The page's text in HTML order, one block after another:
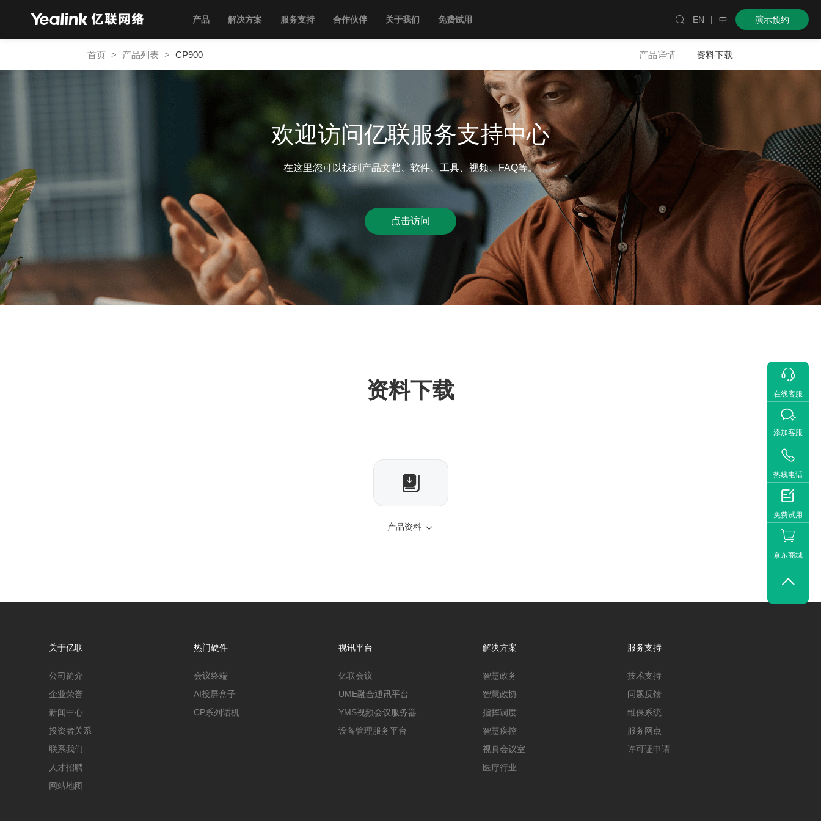
产品 解决方案 服务支持 合作伙伴 关于我们 免费试用  EN | 中 演示预约
首页 > 产品列表 > CP900 产品详情 资料下载
欢迎访问亿联服务支持中心
在这里您可以找到产品文档、软件、工具、视频、FAQ等。
点击访问
资料下载
产品资料

在线客服

添加客服

热线电话

免费试用
京东商城

关于亿联
公司简介
企业荣誉
新闻中心
投资者关系
联系我们
人才招聘
网站地图
热门硬件
会议终端
AI投屏盒子
CP系列话机
视讯平台
亿联会议
UME融合通讯平台
YMS视频会议服务器
设备管理服务平台
解决方案
智慧政务
智慧政协
指挥调度
智慧疾控
视真会议室
医疗行业
服务支持
技术支持
问题反馈
维保系统
服务网点
许可证申请